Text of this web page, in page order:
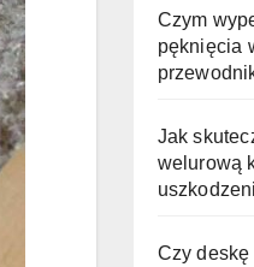
Czym
pęknięcia
Jak
welurową
Czy